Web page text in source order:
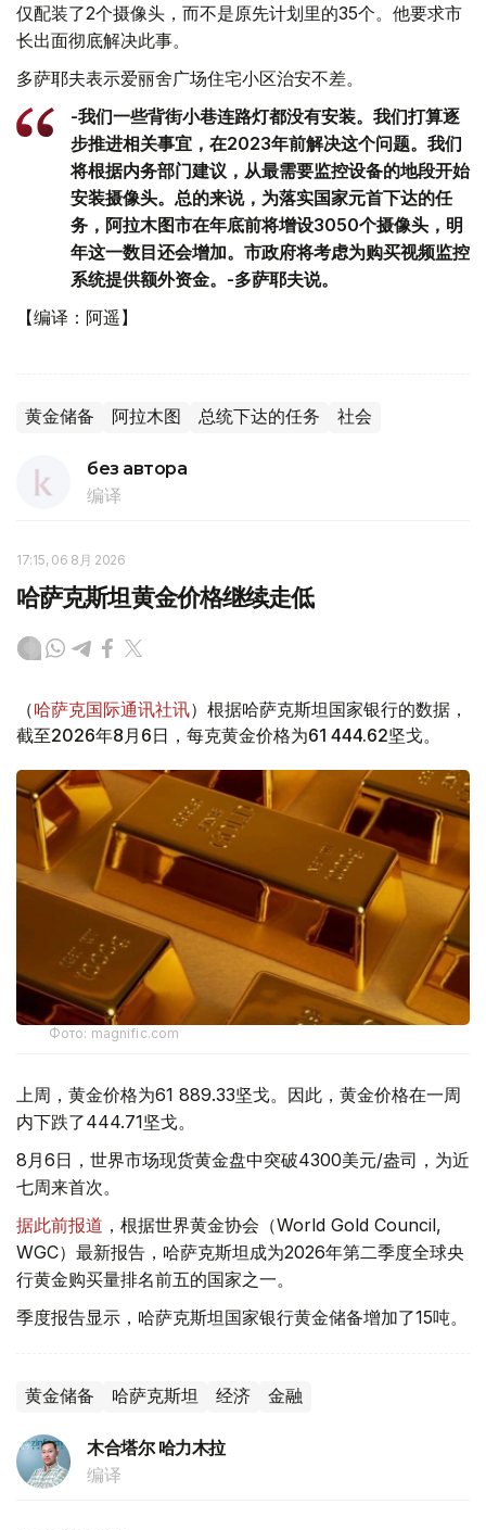
仅配装了2个摄像头，而不是原先计划里的35个。他要求市
长出面彻底解决此事。
多萨耶夫表示爱丽舍广场住宅小区治安不差。
-我们一些背街小巷连路灯都没有安装。我们打算逐
步推进相关事宜，在2023年前解决这个问题。我们
将根据内务部门建议，从最需要监控设备的地段开始
安装摄像头。总的来说，为落实国家元首下达的任
务，阿拉木图市在年底前将增设3050个摄像头，明
年这一数目还会增加。市政府将考虑为购买视频监控
系统提供额外资金。-多萨耶夫说。
【编译：阿遥】
黄金储备 阿拉木图 总统下达的任务 社会
без автора
编译
17:15, 06 8月 2026
哈萨克斯坦黄金价格继续走低
（哈萨克国际通讯社讯）根据哈萨克斯坦国家银行的数据，
截至2026年8月6日，每克黄金价格为61 444.62坚戈。
Фото: magnific.com
上周，黄金价格为61 889.33坚戈。因此，黄金价格在一周
内下跌了444.71坚戈。
8月6日，世界市场现货黄金盘中突破4300美元/盎司，为近
七周来首次。
据此前报道 ，根据世界黄金协会（World Gold Council,
WGC）最新报告，哈萨克斯坦成为2026年第二季度全球央
行黄金购买量排名前五的国家之一。
季度报告显示，哈萨克斯坦国家银行黄金储备增加了15吨。
黄金储备 哈萨克斯坦 经济 金融
木合塔尔 哈力木拉
编译